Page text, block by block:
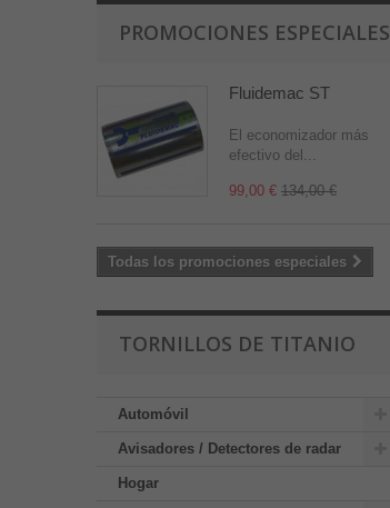
PROMOCIONES ESPECIALES
Fluidemac ST
El economizador más
efectivo del...
99,00 € 134,00 €
Todas los promociones especiales
TORNILLOS DE TITANIO
Automóvil
Avisadores / Detectores de radar
Hogar